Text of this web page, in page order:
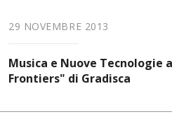
29 NOVEMBRE 2013
Musica e Nuove Tecnologie
Frontiers" di Gradisca